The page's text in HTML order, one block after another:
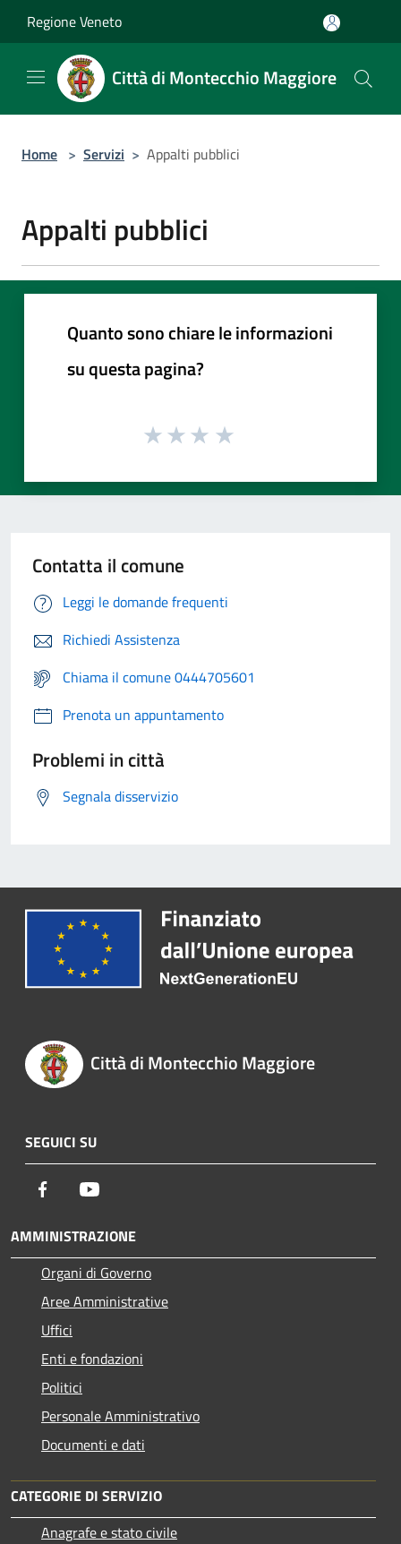
Regione Veneto
Città di Montecchio Maggiore
Home > Servizi > Appalti pubblici
Appalti pubblici
Quanto sono chiare le informazioni
su questa pagina?
Contatta il comune
Leggi le domande frequenti
Richiedi Assistenza
Chiama il comune 0444705601
Prenota un appuntamento
Problemi in città
Segnala disservizio
Città di Montecchio Maggiore
SEGUICI SU
Facebook
AMMINISTRAZIONE
Organi di Governo
Aree Amministrative
Uffici
Enti e fondazioni
Politici
Personale Amministrativo
Documenti e dati
CATEGORIE DI SERVIZIO
Anagrafe e stato civile